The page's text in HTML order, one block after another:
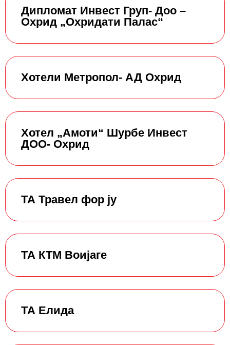
Дипломат Инвест Груп- Доо –
Охрид „Охридати Палас“
Хотели Метропол- АД Охрид
Хотел „Амоти“ Шурбе Инвест
ДОО- Охрид
ТА Травел фор ју
ТА КТМ Воијаге
ТА Елида